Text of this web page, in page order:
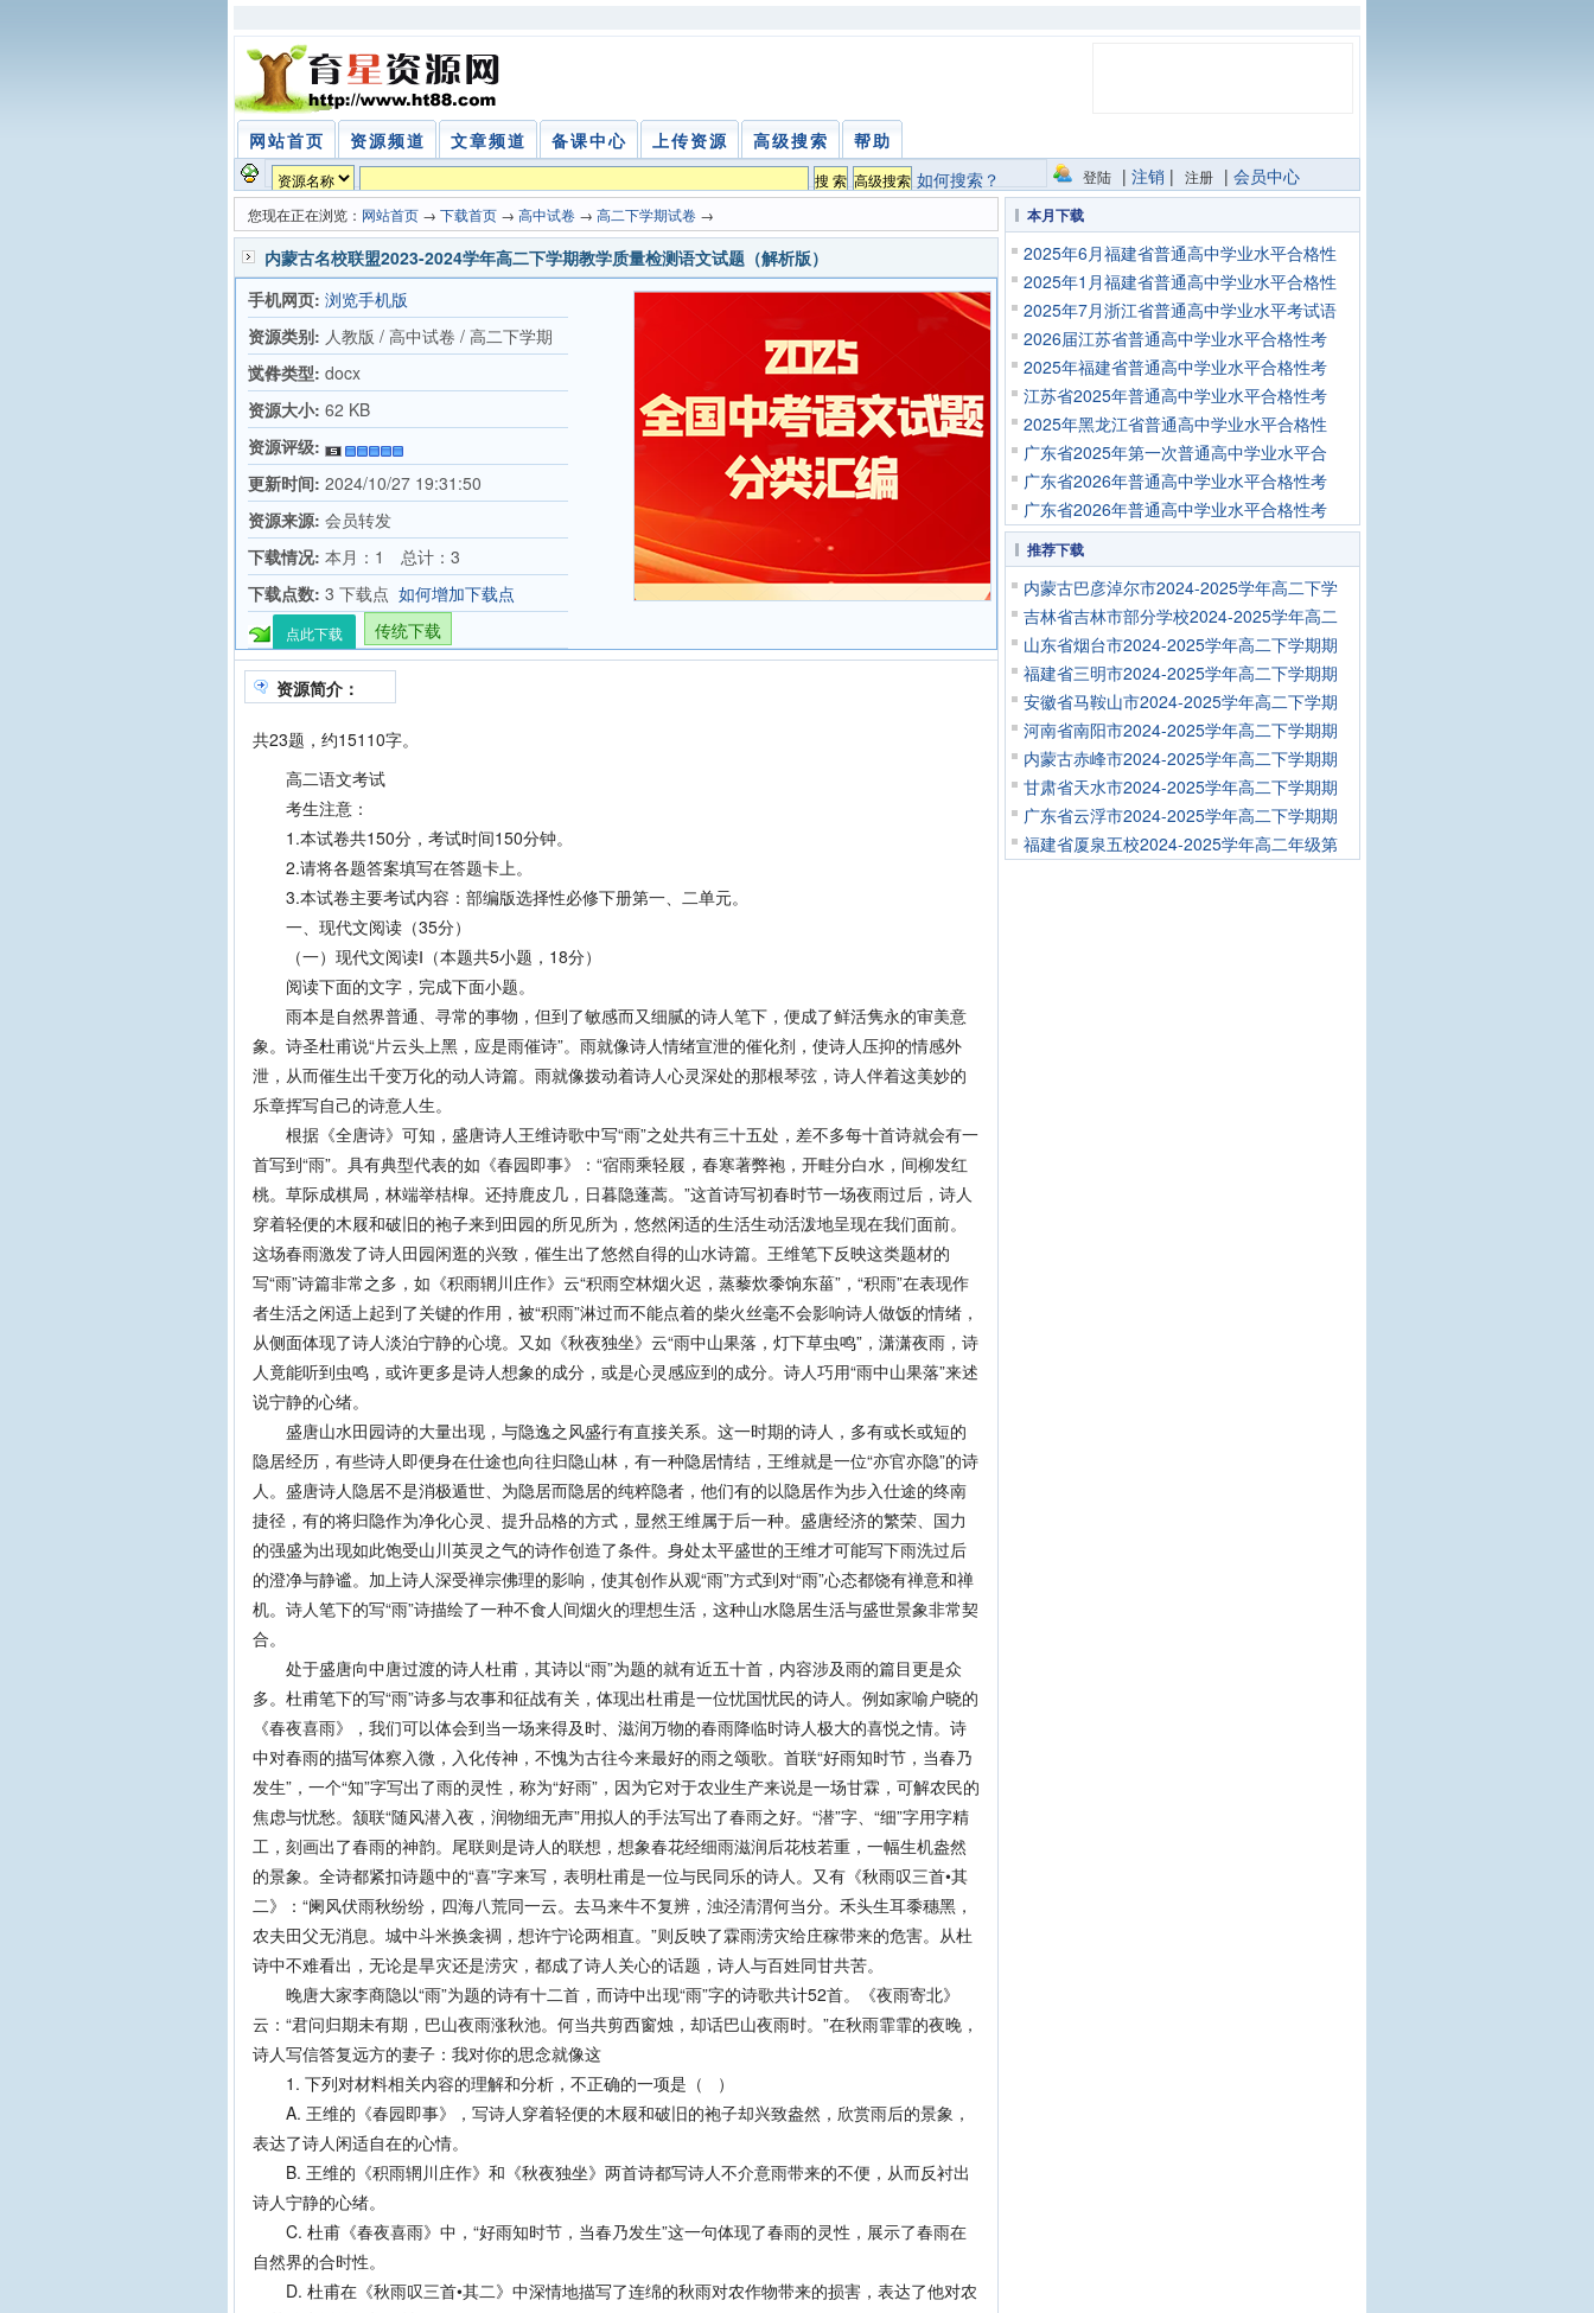
网站首页 资源频道 文章频道 备课中心 上传资源 高级搜索
帮助
如何搜索？
登陆 | 注销 | 注册 | 会员中心
您现在正在浏览： 网站首页 → 下载首页 → 高中试卷 → 高二下学期试卷 →
内蒙古名校联盟2023-2024学年高二下学期教学质量检测语文试题（解析版）
手机网页: 浏览手机版
资源类别: 人教版 / 高中试卷 / 高二下学期
试卷
文件类型: docx
资源大小: 62 KB
资源评级:
更新时间: 2024/10/27 19:31:50
资源来源: 会员转发
下载情况: 本月：1 总计：3
下载点数: 3 下载点 如何增加下载点
点此下载 传统下载
资源简介：
共23题，约15110字。
高二语文考试
考生注意：
1.本试卷共150分，考试时间150分钟。
2.请将各题答案填写在答题卡上。
3.本试卷主要考试内容：部编版选择性必修下册第一、二单元。
一、现代文阅读（35分）
（一）现代文阅读Ⅰ（本题共5小题，18分）
阅读下面的文字，完成下面小题。
雨本是自然界普通、寻常的事物，但到了敏感而又细腻的诗人笔下，便成了鲜活隽永的审美意
象。诗圣杜甫说“片云头上黑，应是雨催诗”。雨就像诗人情绪宣泄的催化剂，使诗人压抑的情感外
泄，从而催生出千变万化的动人诗篇。雨就像拨动着诗人心灵深处的那根琴弦，诗人伴着这美妙的
乐章挥写自己的诗意人生。
根据《全唐诗》可知，盛唐诗人王维诗歌中写“雨”之处共有三十五处，差不多每十首诗就会有一
首写到“雨”。具有典型代表的如《春园即事》：“宿雨乘轻屐，春寒著弊袍，开畦分白水，间柳发红
桃。草际成棋局，林端举桔槹。还持鹿皮几，日暮隐蓬蒿。”这首诗写初春时节一场夜雨过后，诗人
穿着轻便的木屐和破旧的袍子来到田园的所见所为，悠然闲适的生活生动活泼地呈现在我们面前。
这场春雨激发了诗人田园闲逛的兴致，催生出了悠然自得的山水诗篇。王维笔下反映这类题材的
写“雨”诗篇非常之多，如《积雨辋川庄作》云“积雨空林烟火迟，蒸藜炊黍饷东菑”，“积雨”在表现作
者生活之闲适上起到了关键的作用，被“积雨”淋过而不能点着的柴火丝毫不会影响诗人做饭的情绪，
从侧面体现了诗人淡泊宁静的心境。又如《秋夜独坐》云“雨中山果落，灯下草虫鸣”，潇潇夜雨，诗
人竟能听到虫鸣，或许更多是诗人想象的成分，或是心灵感应到的成分。诗人巧用“雨中山果落”来述
说宁静的心绪。
盛唐山水田园诗的大量出现，与隐逸之风盛行有直接关系。这一时期的诗人，多有或长或短的
隐居经历，有些诗人即便身在仕途也向往归隐山林，有一种隐居情结，王维就是一位“亦官亦隐”的诗
人。盛唐诗人隐居不是消极遁世、为隐居而隐居的纯粹隐者，他们有的以隐居作为步入仕途的终南
捷径，有的将归隐作为净化心灵、提升品格的方式，显然王维属于后一种。盛唐经济的繁荣、国力
的强盛为出现如此饱受山川英灵之气的诗作创造了条件。身处太平盛世的王维才可能写下雨洗过后
的澄净与静谧。加上诗人深受禅宗佛理的影响，使其创作从观“雨”方式到对“雨”心态都饶有禅意和禅
机。诗人笔下的写“雨”诗描绘了一种不食人间烟火的理想生活，这种山水隐居生活与盛世景象非常契
合。
处于盛唐向中唐过渡的诗人杜甫，其诗以“雨”为题的就有近五十首，内容涉及雨的篇目更是众
多。杜甫笔下的写“雨”诗多与农事和征战有关，体现出杜甫是一位忧国忧民的诗人。例如家喻户晓的
《春夜喜雨》，我们可以体会到当一场来得及时、滋润万物的春雨降临时诗人极大的喜悦之情。诗
中对春雨的描写体察入微，入化传神，不愧为古往今来最好的雨之颂歌。首联“好雨知时节，当春乃
发生”，一个“知”字写出了雨的灵性，称为“好雨”，因为它对于农业生产来说是一场甘霖，可解农民的
焦虑与忧愁。颔联“随风潜入夜，润物细无声”用拟人的手法写出了春雨之好。“潜”字、“细”字用字精
工，刻画出了春雨的神韵。尾联则是诗人的联想，想象春花经细雨滋润后花枝若重，一幅生机盎然
的景象。全诗都紧扣诗题中的“喜”字来写，表明杜甫是一位与民同乐的诗人。又有《秋雨叹三首•其
二》：“阑风伏雨秋纷纷，四海八荒同一云。去马来牛不复辨，浊泾清渭何当分。禾头生耳黍穗黑，
农夫田父无消息。城中斗米换衾裯，想许宁论两相直。”则反映了霖雨涝灾给庄稼带来的危害。从杜
诗中不难看出，无论是旱灾还是涝灾，都成了诗人关心的话题，诗人与百姓同甘共苦。
晚唐大家李商隐以“雨”为题的诗有十二首，而诗中出现“雨”字的诗歌共计52首。《夜雨寄北》
云：“君问归期未有期，巴山夜雨涨秋池。何当共剪西窗烛，却话巴山夜雨时。”在秋雨霏霏的夜晚，
诗人写信答复远方的妻子：我对你的思念就像这
1. 下列对材料相关内容的理解和分析，不正确的一项是（ ）
A. 王维的《春园即事》，写诗人穿着轻便的木屐和破旧的袍子却兴致盎然，欣赏雨后的景象，
表达了诗人闲适自在的心情。
B. 王维的《积雨辋川庄作》和《秋夜独坐》两首诗都写诗人不介意雨带来的不便，从而反衬出
诗人宁静的心绪。
C. 杜甫《春夜喜雨》中，“好雨知时节，当春乃发生”这一句体现了春雨的灵性，展示了春雨在
自然界的合时性。
D. 杜甫在《秋雨叹三首•其二》中深情地描写了连绵的秋雨对农作物带来的损害，表达了他对农
本月下载
2025年6月福建省普通高中学业水平合格性
2025年1月福建省普通高中学业水平合格性
2025年7月浙江省普通高中学业水平考试语
2026届江苏省普通高中学业水平合格性考
2025年福建省普通高中学业水平合格性考
江苏省2025年普通高中学业水平合格性考
2025年黑龙江省普通高中学业水平合格性
广东省2025年第一次普通高中学业水平合
广东省2026年普通高中学业水平合格性考
广东省2026年普通高中学业水平合格性考
推荐下载
内蒙古巴彦淖尔市2024-2025学年高二下学
吉林省吉林市部分学校2024-2025学年高二
山东省烟台市2024-2025学年高二下学期期
福建省三明市2024-2025学年高二下学期期
安徽省马鞍山市2024-2025学年高二下学期
河南省南阳市2024-2025学年高二下学期期
内蒙古赤峰市2024-2025学年高二下学期期
甘肃省天水市2024-2025学年高二下学期期
广东省云浮市2024-2025学年高二下学期期
福建省厦泉五校2024-2025学年高二年级第